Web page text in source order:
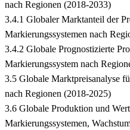
nach Regionen (2018-2033)
3.4.1 Globaler Marktanteil der
Markierungssystemen nach
3.4.2 Globale Prognostizierte
Markierungssystem nach
3.5 Globale Marktpreisanalyse
nach Regionen (2018-2025)
3.6 Globale Produktion und
Markierungssystemen,